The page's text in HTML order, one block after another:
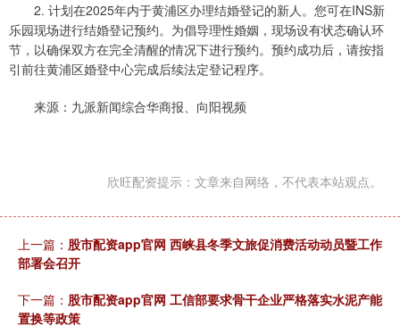
2. 计划在2025年内于黄浦区办理结婚登记的新人。您可在INS新
乐园现场进行结婚登记预约。为倡导理性婚姻，现场设有状态确认环
节，以确保双方在完全清醒的情况下进行预约。预约成功后，请按指
引前往黄浦区婚登中心完成后续法定登记程序。
来源：九派新闻综合华商报、向阳视频
欣旺配资提示：文章来自网络，不代表本站观点。
上一篇： 股市配资app官网 西峡县冬季文旅促消费活动动员暨工作
部署会召开
下一篇： 股市配资app官网 工信部要求骨干企业严格落实水泥产能
置换等政策